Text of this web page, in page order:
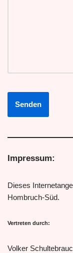
Impressum:
Dieses
Hombruch-Süd.
Vertreten durch:
Volker